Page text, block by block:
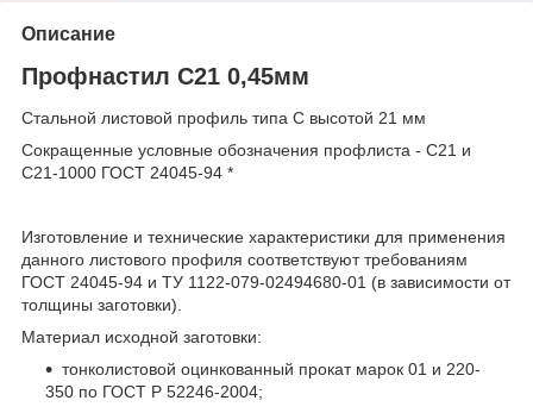
Описание
Профнастил С21 0,45мм
Стальной листовой профиль типа С высотой 21 мм
Сокращенные условные обозначения профлиста - С21 и
С21-1000 ГОСТ 24045-94 *
Изготовление и технические характеристики для применения
данного листового профиля соответствуют требованиям
ГОСТ 24045-94 и ТУ 1122-079-02494680-01 (в зависимости от
толщины заготовки).
Материал исходной заготовки:
тонколистовой оцинкованный прокат марок 01 и 220-
350 по ГОСТ Р 52246-2004;